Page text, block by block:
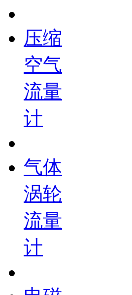
压缩
空气
流量
计
气体
涡轮
流量
计